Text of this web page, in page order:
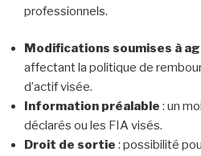
professionnels.
Modifications soumises à
affectant la politique de
d’actif visée.
Information préalable : un
déclarés ou les FIA visés.
Droit de sortie : possibilité